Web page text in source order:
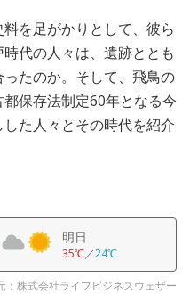
を足がかりとして、彼ら
代の人々は、遺跡ととも
たのか。そして、飛鳥の
保存法制定60年となる今
た人々とその時代を紹介
明日
35℃／24℃
：株式会社ライフビジネスウェザー